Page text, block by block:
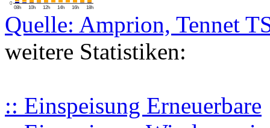
08h 10h 12h 14h 16h 18h
0
Quelle: Amprion, Tennet
weitere Statistiken:
:: Einspeisung Erneuerbare